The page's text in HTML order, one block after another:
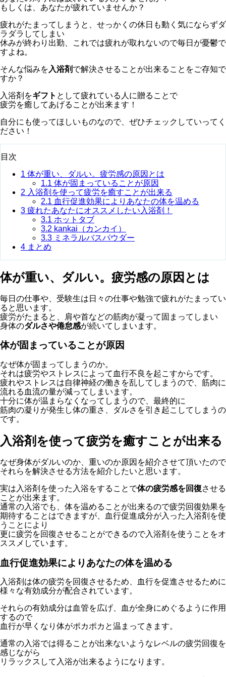
もしくは、あなたが疲れていませんか？
疲れがたまってしまうと、せっかくの休日も動く気にならずダ
ラダラしてしまい
休みが終わり出勤、これでは疲れが取れないので毎日が憂鬱で
すよね。
そんな悩みを 入浴剤 で解決させることが出来ることをご存知で
すか？
入浴剤をギフト として疲れている人に贈ることで
疲労を癒してあげることが出来ます！
自分にも使ってほしいものなので、ぜひチェックしていってく
ださい！
目次
1 体が重い、ダルい。疲労感の原因とは
1.1 体が固まっていることが原因
2 入浴剤を使って疲労を癒すことが出来る
2.1 血行促進効果によりあなたの体を温める
3 疲れたあなたにオススメしたい入浴剤！
3.1 ホットタブ
3.2 kankai（カンカイ）
3.3 ミネラルバスパウダー
4 まとめ
体が重い、ダルい。疲労感の原因とは
毎日の仕事や、受験生は日々の仕事や勉強で疲れがたまってい
ると思います。
疲労がたまると、肩や首などの筋肉が凝って固まってしまい
身体のダルさや倦怠感が続いてしまいます。
体が固まっていることが原因
なぜ体が固まってしまうのか。
それは疲労やストレスによって血行不良を起こすからです。
疲れやストレスは自律神経の働きを乱してしまうので、筋肉に
流れる血流の量が減ってしまいます。
十分に体が温まらなくなってしまうので、最終的に
筋肉の凝りが発生し体の重さ、ダルさを引き起こしてしまうの
です。
入浴剤を使って疲労を癒すことが出来る
なぜ身体がダルいのか、重いのか原因を紹介させて頂いたので
それらを解決させる方法を紹介したいと思います。
実は入浴剤を使った入浴をすることで体の疲労感を回復させる
ことが出来ます。
通常の入浴でも、体を温めることが出来るので疲労回復効果を
期待することはできますが、血行促進成分が入った入浴剤を使
うことにより
更に疲労を回復させることができるので入浴剤を使うことをオ
ススメしています。
血行促進効果によりあなたの体を温める
入浴剤は体の疲労を回復させるため、血行を促進させるために
様々な有効成分が配合されています。
それらの有効成分は血管を広げ、血が全身にめぐるように作用
するので
血行が早くなり体がポカポカと温まってきます。
通常の入浴では得ることが出来ないようなレベルの疲労回復を
感じながら
リラックスして入浴が出来るようになります。